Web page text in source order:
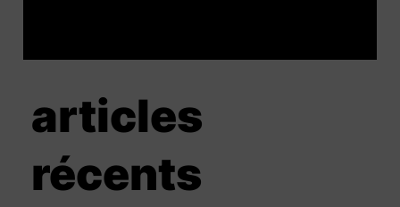
articles
récents